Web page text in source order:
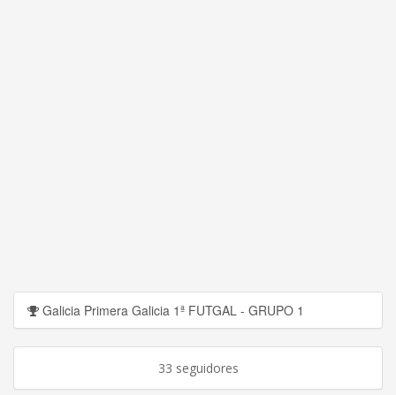
Galicia Primera Galicia 1ª FUTGAL - GRUPO 1
33 seguidores